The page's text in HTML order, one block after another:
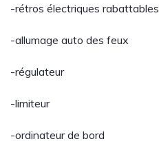
-rétros électriques rabattables
-allumage auto des feux
-régulateur
-limiteur
-ordinateur de bord